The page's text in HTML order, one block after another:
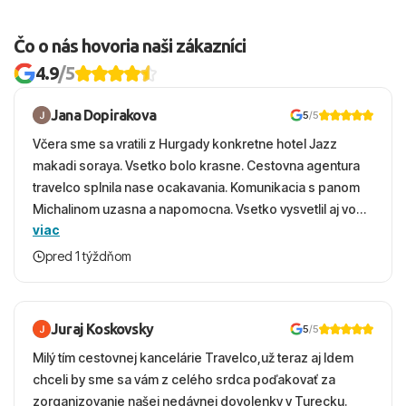
Čo o nás hovoria naši zákazníci
4.9/5
Jana Dopirakova 5/5
Včera sme sa vratili z Hurgady konkretne hotel Jazz
makadi soraya. Vsetko bolo krasne. Cestovna agentura
travelco splnila nase ocakavania. Komunikacia s panom
Michalinom uzasna a napomocna. Vsetko vysvetlil aj vo
vecernych hodinach zaco sa ospravedlnujem. Hotel
krasny, cisty. Sluzby top. Strava, prostredie, more,
viac
pred 1 týždňom
Juraj Koskovsky 5/5
Milý tím cestovnej kancelárie Travelco,už teraz aj Idem
chceli by sme sa vám z celého srdca poďakovať za
zorganizovanie našej nedávnej dovolenky v Turecku.